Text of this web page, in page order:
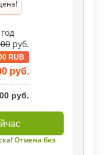
руб.
RUB
руб.
руб.
Отмена без